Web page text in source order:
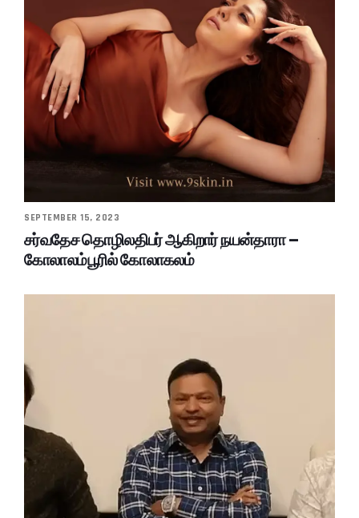
SEPTEMBER 15, 2023
சர்வதேச தொழிலதிபர் ஆகிறார் நயன்தாரா –
கோலாலம்பூரில் கோலாகலம்